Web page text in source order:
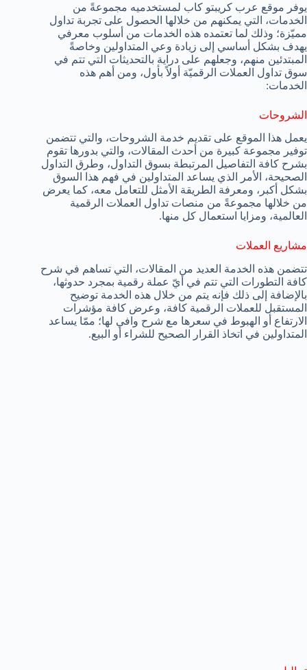
يوفر موقع عرب كريبتو كاب لمستخدميه مجموعةً من
الخدمات، التي يمكنهم من خلالها الحصول على تجربة تداول
مميّزة؛ وذلك لما تعتمده هذه الخدمات من أسلوب معرفي
يهدف بشكل أساسي إلى زيادة وعي المتداولين وخاصةً
المبتدئين منهم، وجعلهم على دراية بالتحديثات التي تتم في
سوق تداول العملات الرقميّة أولاً بأول، ومن أهم هذه
الخدمات:
الشروحات
يعمل هذا الموقع على تقديم خدمة الشروحات، والتي تتضمن
توفير مجموعة كبيرة من أحدث المقالات، والتي بدورها تقوم
بشرح كافة التفاصيل المرتبطة بسوق التداول، وطرق التداول
الصحيحة، الأمر الذي يساعد المتداولين في فهم هذا السوق
بشكل أكبر، ومعرفة الطريقة الأمثل للتعامل معه، كما يعرض
من خلالها مجموعةً من منصات تداول العملات الرقمية
العالمية، ومزايا استعمال كل منها.
مشاريع العملات
تتضمن هذه الخدمة العديد من المقالات، التي تساهم في شرح
كافة التطورات التي تتم في أيّ عملة رقمية بمجرد حدوثها،
بالإضافة إلى ذلك فإنه يتم من خلال هذه الخدمة توضيح
المستقبل للعملات الرقمية كافة، وعرض كافة مؤشرات
الارتفاع أو الهبوط في سعرها مع شرح وافي لها؛ ممّا يساعد
المتداولين في اتخاذ القرار الصحيح للشراء أو البيع.